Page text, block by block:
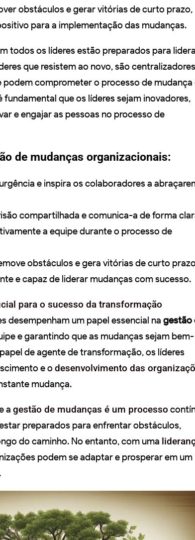
obstáculos e gerar vitórias de curto prazo,
para a implementação das mudanças.
todos os líderes estão preparados para
que resistem ao novo, são
comprometer o processo de mudança
fundamental que os líderes sejam inovadores,
e engajar as pessoas no processo de
de mudanças organizacionais:
e inspira os colaboradores a
compartilhada e comunica-a de forma
a equipe durante o processo de
obstáculos e gera vitórias de curto
e capaz de liderar mudanças com sucesso.
para o sucesso da transformação
desempenham um papel essencial na gestão
e garantindo que as mudanças sejam bem-
de agente de transformação, os líderes
e o desenvolvimento das
mudança.
a gestão de mudanças é um processo
preparados para enfrentar obstáculos,
do caminho. No entanto, com uma
podem se adaptar e prosperar em um